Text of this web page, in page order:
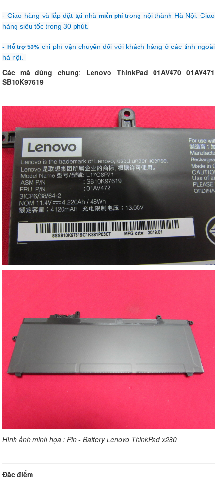
- Giao hàng và lắp đặt tại nhà miễn phítrong nội thành Hà Nội. Giao
hàng siêu tốc trong 30 phút.
- Hỗ trợ 50% chi phí vận chuyển đối với khách hàng ở các tỉnh ngoài
hà nội.
Các mã dùng chung: Lenovo ThinkPad 01AV470 01AV471
SB10K97619
Hình ảnh minh họa : Pin - Battery Lenovo ThinkPad x280
Đặc điểm